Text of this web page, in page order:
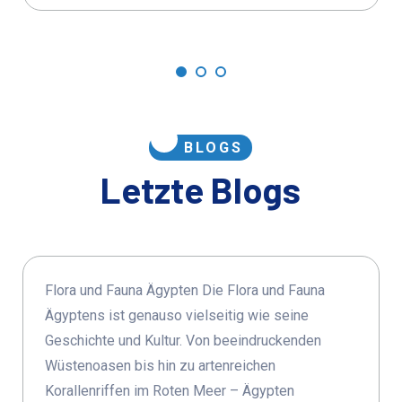
BLOGS
Letzte Blogs
Flora und Fauna Ägypten Die Flora und Fauna
Ägyptens ist genauso vielseitig wie seine
Geschichte und Kultur. Von beeindruckenden
Wüstenoasen bis hin zu artenreichen
Korallenriffen im Roten Meer – Ägypten